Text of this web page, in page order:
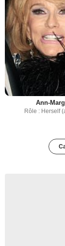
Ann-
Rôle : Herself